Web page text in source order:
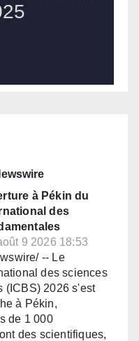
à Pékin du
des
9 2026 18:53
-- Le
des sciences
(ICBS) 2026 s'est
à Pékin,
de 1 000
des scientifiques,